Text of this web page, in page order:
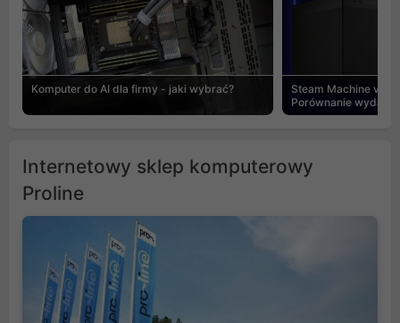
Komputer do AI dla firmy - jaki wybrać?
Steam Machine vs
Porównanie
Internetowy sklep komputerowy
Proline